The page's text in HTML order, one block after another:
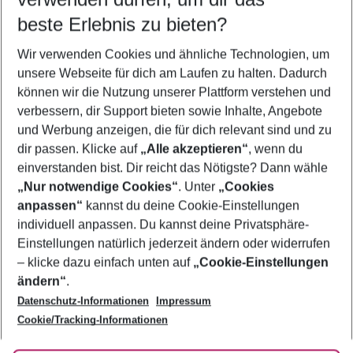
5-8 Nächte
2 Erwachsene Keine Kinder
Mehr Filter anzeigen
Footer
Footer navigation
Über uns
AGB
Bestpreisgarantie
Cookie-Einstellungen ändern
Cookie-Richtlinie
Agenturbetreuung
Barrierefreies Reisen
Folge uns
beste Erlebnis zu bieten?
Wir verwenden Cookies und ähnliche Technologien, um
unsere Webseite für dich am Laufen zu halten. Dadurch
können wir die Nutzung unserer Plattform verstehen und
verbessern, dir Support bieten sowie Inhalte, Angebote
und Werbung anzeigen, die für dich relevant sind und zu
dir passen. Klicke auf „Alle akzeptieren“, wenn du
einverstanden bist. Dir reicht das Nötigste? Dann wähle
„Nur notwendige Cookies“. Unter „Cookies
anpassen“ kannst du deine Cookie-Einstellungen
individuell anpassen. Du kannst deine Privatsphäre-
Einstellungen natürlich jederzeit ändern oder widerrufen
– klicke dazu einfach unten auf „Cookie-Einstellungen
ändern“.
Datenschutz-Informationen
Impressum
Cookie/Tracking-Informationen